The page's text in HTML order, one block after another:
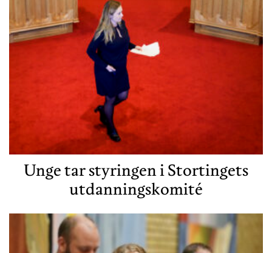
Unge tar styringen i Stortingets
utdanningskomité